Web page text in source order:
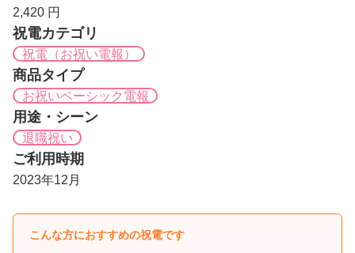
2,420 円
祝電カテゴリ
祝電（お祝い電報）
商品タイプ
お祝いベーシック電報
用途・シーン
退職祝い
ご利用時期
2023年12月
こんな方におすすめの祝電です